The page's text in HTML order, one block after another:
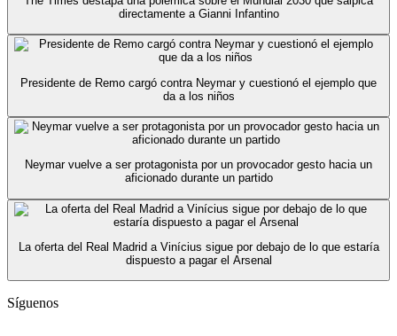
directamente a Gianni Infantino
Presidente de Remo cargó contra Neymar y cuestionó el ejemplo que
da a los niños
Neymar vuelve a ser protagonista por un provocador gesto hacia un
aficionado durante un partido
La oferta del Real Madrid a Vinícius sigue por debajo de lo que estaría
dispuesto a pagar el Arsenal
Síguenos